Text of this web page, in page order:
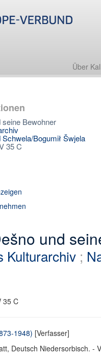
Über
Bewohner
Bogumił Šwjela
35 C
und
Kulturarchiv ;
35 C
1948) [Verfasser]
Deutsch Niedersorbisch. -